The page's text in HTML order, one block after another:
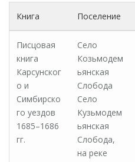
Книга Поселение
Писцовая
книга
Карсунског
о и
Симбирско
го уездов
1685–1686
гг.
Село
Козьмодем
ьянская
Слобода
Село
Кузьмодем
ьянская
Слобода,
на реке